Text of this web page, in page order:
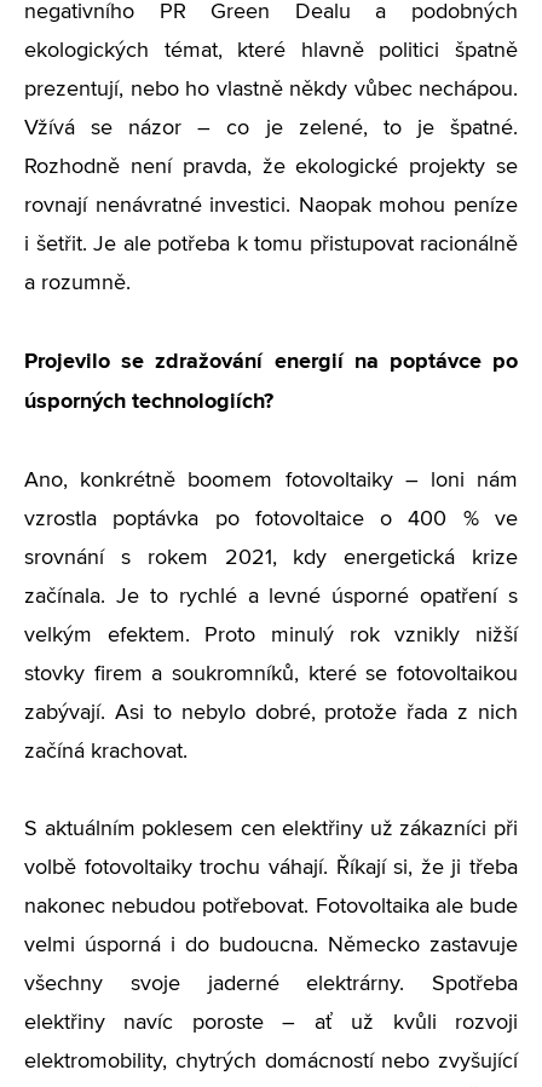
negativního PR Green Dealu a podobných
ekologických témat, které hlavně politici špatně
prezentují, nebo ho vlastně někdy vůbec nechápou.
Vžívá se názor – co je zelené, to je špatné.
Rozhodně není pravda, že ekologické projekty se
rovnají nenávratné investici. Naopak mohou peníze
i šetřit. Je ale potřeba k tomu přistupovat racionálně
a rozumně.
Projevilo se zdražování energií na poptávce po
úsporných technologiích?
Ano, konkrétně boomem fotovoltaiky – loni nám
vzrostla poptávka po fotovoltaice o 400 % ve
srovnání s rokem 2021, kdy energetická krize
začínala. Je to rychlé a levné úsporné opatření s
velkým efektem. Proto minulý rok vznikly nižší
stovky firem a soukromníků, které se fotovoltaikou
zabývají. Asi to nebylo dobré, protože řada z nich
začíná krachovat.
S aktuálním poklesem cen elektřiny už zákazníci při
volbě fotovoltaiky trochu váhají. Říkají si, že ji třeba
nakonec nebudou potřebovat. Fotovoltaika ale bude
velmi úsporná i do budoucna. Německo zastavuje
všechny svoje jaderné elektrárny. Spotřeba
elektřiny navíc poroste – ať už kvůli rozvoji
elektromobility, chytrých domácností nebo zvyšující